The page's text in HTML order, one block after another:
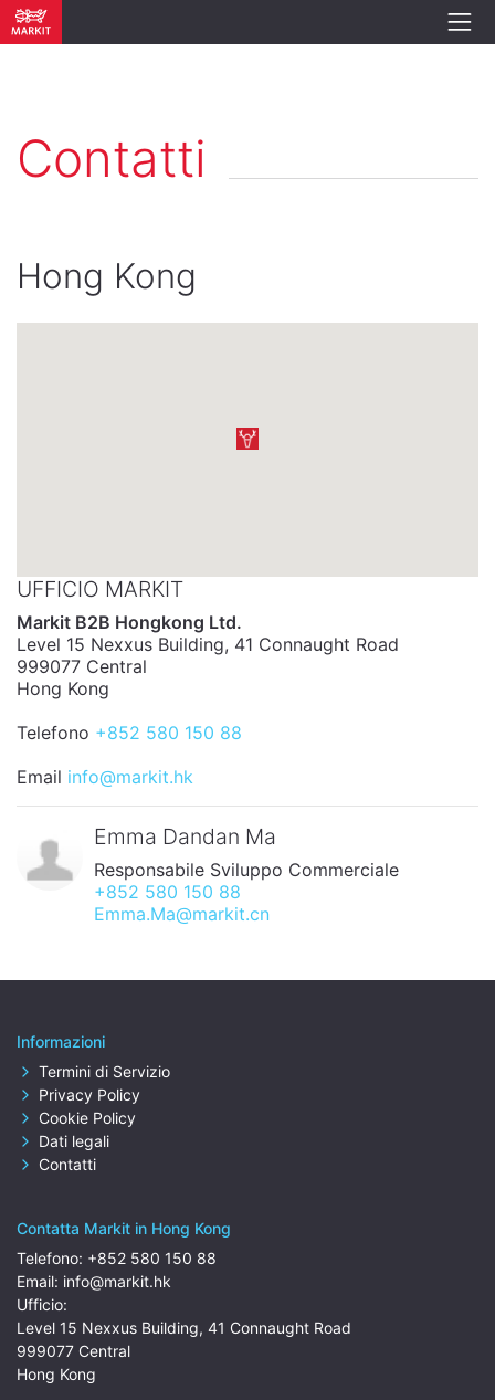
Contatti
Hong Kong
UFFICIO MARKIT
Markit B2B Hongkong Ltd.
Level 15 Nexxus Building, 41 Connaught Road
999077 Central
Hong Kong
Telefono +852 580 150 88
Email info@markit.hk
Emma Dandan Ma
Responsabile Sviluppo Commerciale
+852 580 150 88
Emma.Ma@markit.cn
Informazioni
Termini di Servizio
Privacy Policy
Cookie Policy
Dati legali
Contatti
Contatta Markit in Hong Kong
Telefono: +852 580 150 88
Email: info@markit.hk
Ufficio:
Level 15 Nexxus Building, 41 Connaught Road
999077 Central
Hong Kong